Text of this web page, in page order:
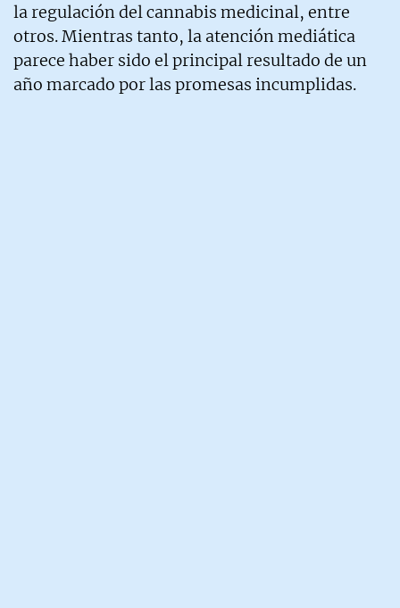
la regulación del cannabis medicinal, entre
otros. Mientras tanto, la atención mediática
parece haber sido el principal resultado de un
año marcado por las promesas incumplidas.